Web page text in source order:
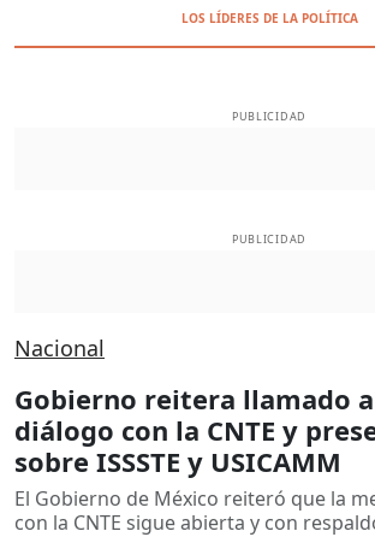
LOS LÍDERES DE LA POLÍTICA
PUBLICIDAD
PUBLICIDAD
Nacional
Gobierno reitera llamado
diálogo con la CNTE y
sobre ISSSTE y USICAMM
El Gobierno de México reiteró que la
con la CNTE sigue abierta y con